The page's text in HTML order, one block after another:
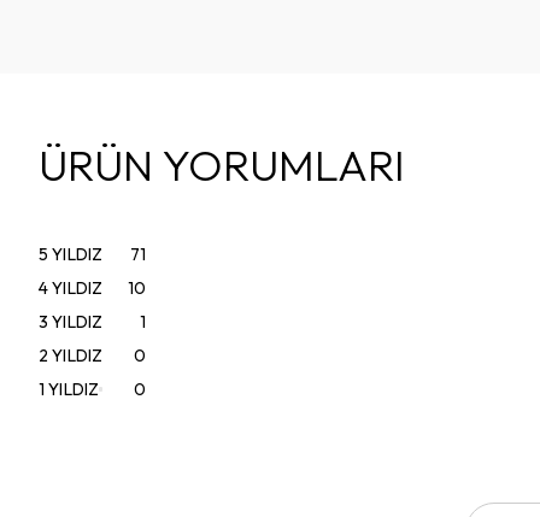
ÜRÜN YORUMLARI
5 YILDIZ
71
4YILDIZ
10
3 YILDIZ
1
2 YILDIZ
0
1 YILDIZ 0